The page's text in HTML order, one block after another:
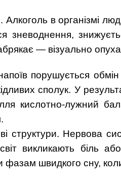
. Алкоголь в організмі
зневоднення,
— візуально
порушується
сполук. У
кислотно-лужний
структури. Нервова
викликають біль
швидкого сну,